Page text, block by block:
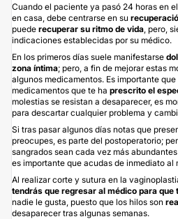
Cuando el paciente ya pasó 24 horas en
en casa, debe centrarse en su
puede recuperar su ritmo de vida , pero,
indicaciones establecidas por su médico.
En los primeros días suele manifestarse
zona íntima; pero, a fin de mejorar estas
algunos medicamentos. Es importante
medicamentos que te ha prescrito el
molestias se resistan a desaparecer, es
para descartar cualquier problema y
Si tras pasar algunos días notas que
preocupes, es parte del postoperatorio;
sangrados sean cada vez más
es importante que acudas de inmediato al
Al realizar corte y sutura en la
tendrás que regresar al médico para que
nadie le gusta, puesto que los hilos son
desaparecer tras algunas semanas.